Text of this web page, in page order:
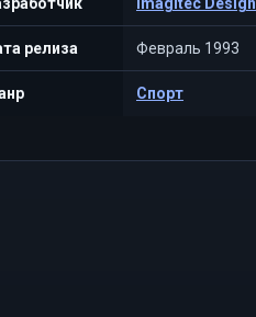
релиза Февраль 1993
Спорт